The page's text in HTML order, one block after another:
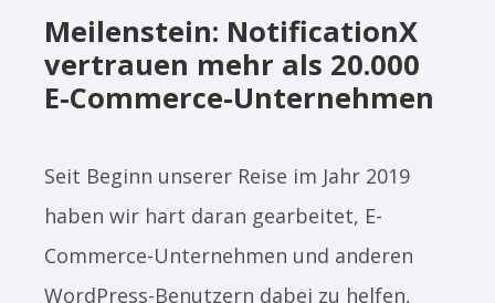
Meilenstein: NotificationX
vertrauen mehr als 20.000
E-Commerce-Unternehmen
Seit Beginn unserer Reise im Jahr 2019
haben wir hart daran gearbeitet, E-
Commerce-Unternehmen und anderen
WordPress-Benutzern dabei zu helfen,